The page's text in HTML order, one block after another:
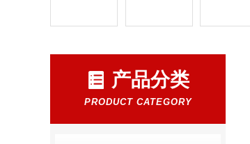
产品分类
PRODUCT CATEGORY